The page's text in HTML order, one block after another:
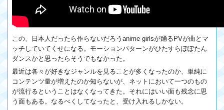
この、日本人だったら作らないだろうanime girlsが踊るPVが曲とマ
ッチしていてくせになる。モーションパターンがひたすらぽぽたん
ダンスかと思ったらそうでもなかった。
最近は各々が好きなジャンルを見ることが多くなったのか、単純に
コンテンツ量が増えたのか知らないが、ネットにおいて一つのもの
が流行るということはなくなってきた。それにはいい面も残念に思
う面もある。なるべくしてなったと、受け入れるしかない。